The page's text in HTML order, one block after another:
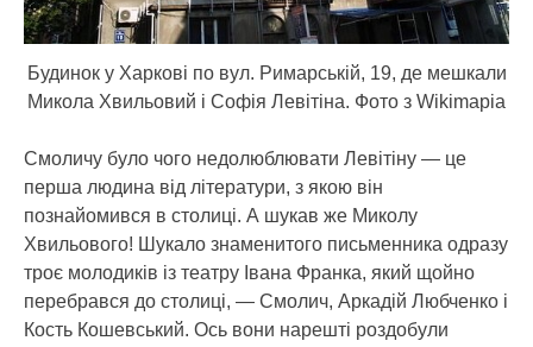
Будинок у Харкові по вул. Римарській, 19, де мешкали
Микола Хвильовий і Софія Левітіна. Фото з Wikimapia
Смоличу було чого недолюблювати Левітіну — це
перша людина від літератури, з якою він
познайомився в столиці. А шукав же Миколу
Хвильового! Шукало знаменитого письменника одразу
троє молодиків із театру Івана Франка, який щойно
перебрався до столиці, — Смолич, Аркадій Любченко і
Кость Кошевський. Ось вони нарешті роздобули